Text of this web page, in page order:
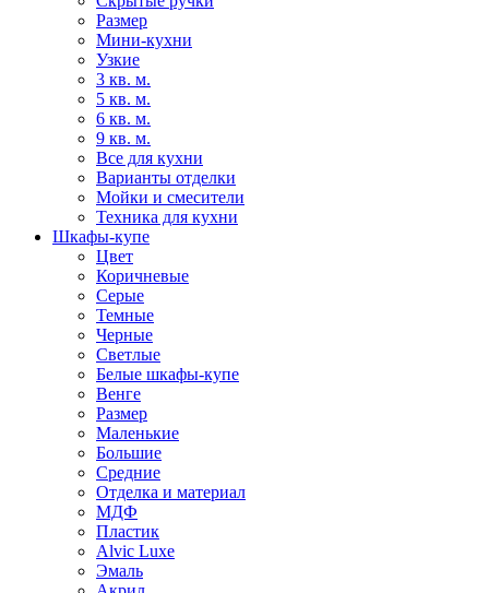
Размер
Мини-кухни
Узкие
3 кв. м.
5 кв. м.
6 кв. м.
9 кв. м.
Все для кухни
Варианты отделки
Мойки и смесители
Техника для кухни
Шкафы-купе
Цвет
Коричневые
Серые
Темные
Черные
Светлые
Белые шкафы-купе
Венге
Размер
Маленькие
Большие
Средние
Отделка и материал
МДФ
Пластик
Alvic Luxe
Эмаль